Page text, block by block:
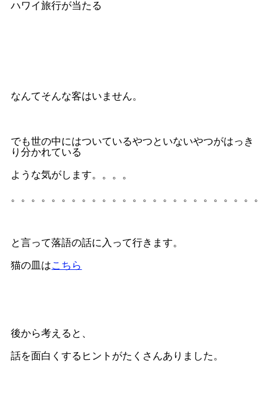
ハワイ旅行が当たる
なんてそんな客はいません。
でも世の中にはついているやつといないやつがはっき
り分かれている
ような気がします。。。。
。。。。。。。。。。。。。。。。。。。。。。。。。
と言って落語の話に入って行きます。
猫の皿はこちら
後から考えると、
話を面白くするヒントがたくさんありました。